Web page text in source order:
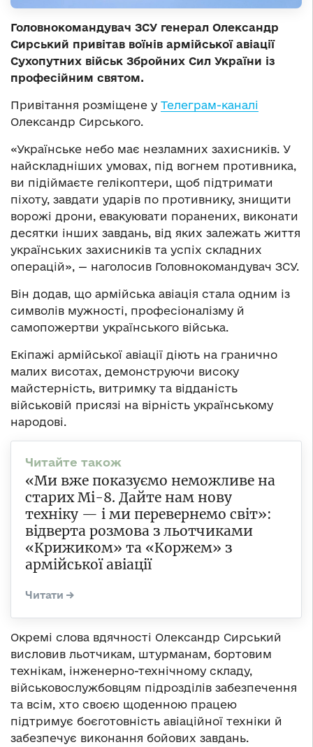
Головнокомандувач ЗСУ генерал Олександр
Сирський привітав воїнів армійської авіації
Сухопутних військ Збройних Сил України із
професійним святом.
Привітання розміщене у Телеграм-каналі
Олександр Сирського.
«Українське небо має незламних захисників. У
найскладніших умовах, під вогнем противника,
ви підіймаєте гелікоптери, щоб підтримати
піхоту, завдати ударів по противнику, знищити
ворожі дрони, евакуювати поранених, виконати
десятки інших завдань, від яких залежать життя
українських захисників та успіх складних
операцій», — наголосив Головнокомандувач ЗСУ.
Він додав, що армійська авіація стала одним із
символів мужності, професіоналізму й
самопожертви українського війська.
Екіпажі армійської авіації діють на гранично
малих висотах, демонструючи високу
майстерність, витримку та відданість
військовій присязі на вірність українському
народові.
«Ми вже показуємо неможливе на
старих Мі-8. Дайте нам нову
техніку — і ми перевернемо світ»:
відверта розмова з льотчиками
«Крижиком» та «Коржем» з
армійської авіації
Окремі слова вдячності Олександр Сирський
висловив льотчикам, штурманам, бортовим
технікам, інженерно-технічному складу,
військовослужбовцям підрозділів забезпечення
та всім, хто своєю щоденною працею
підтримує боєготовність авіаційної техніки й
забезпечує виконання бойових завдань.